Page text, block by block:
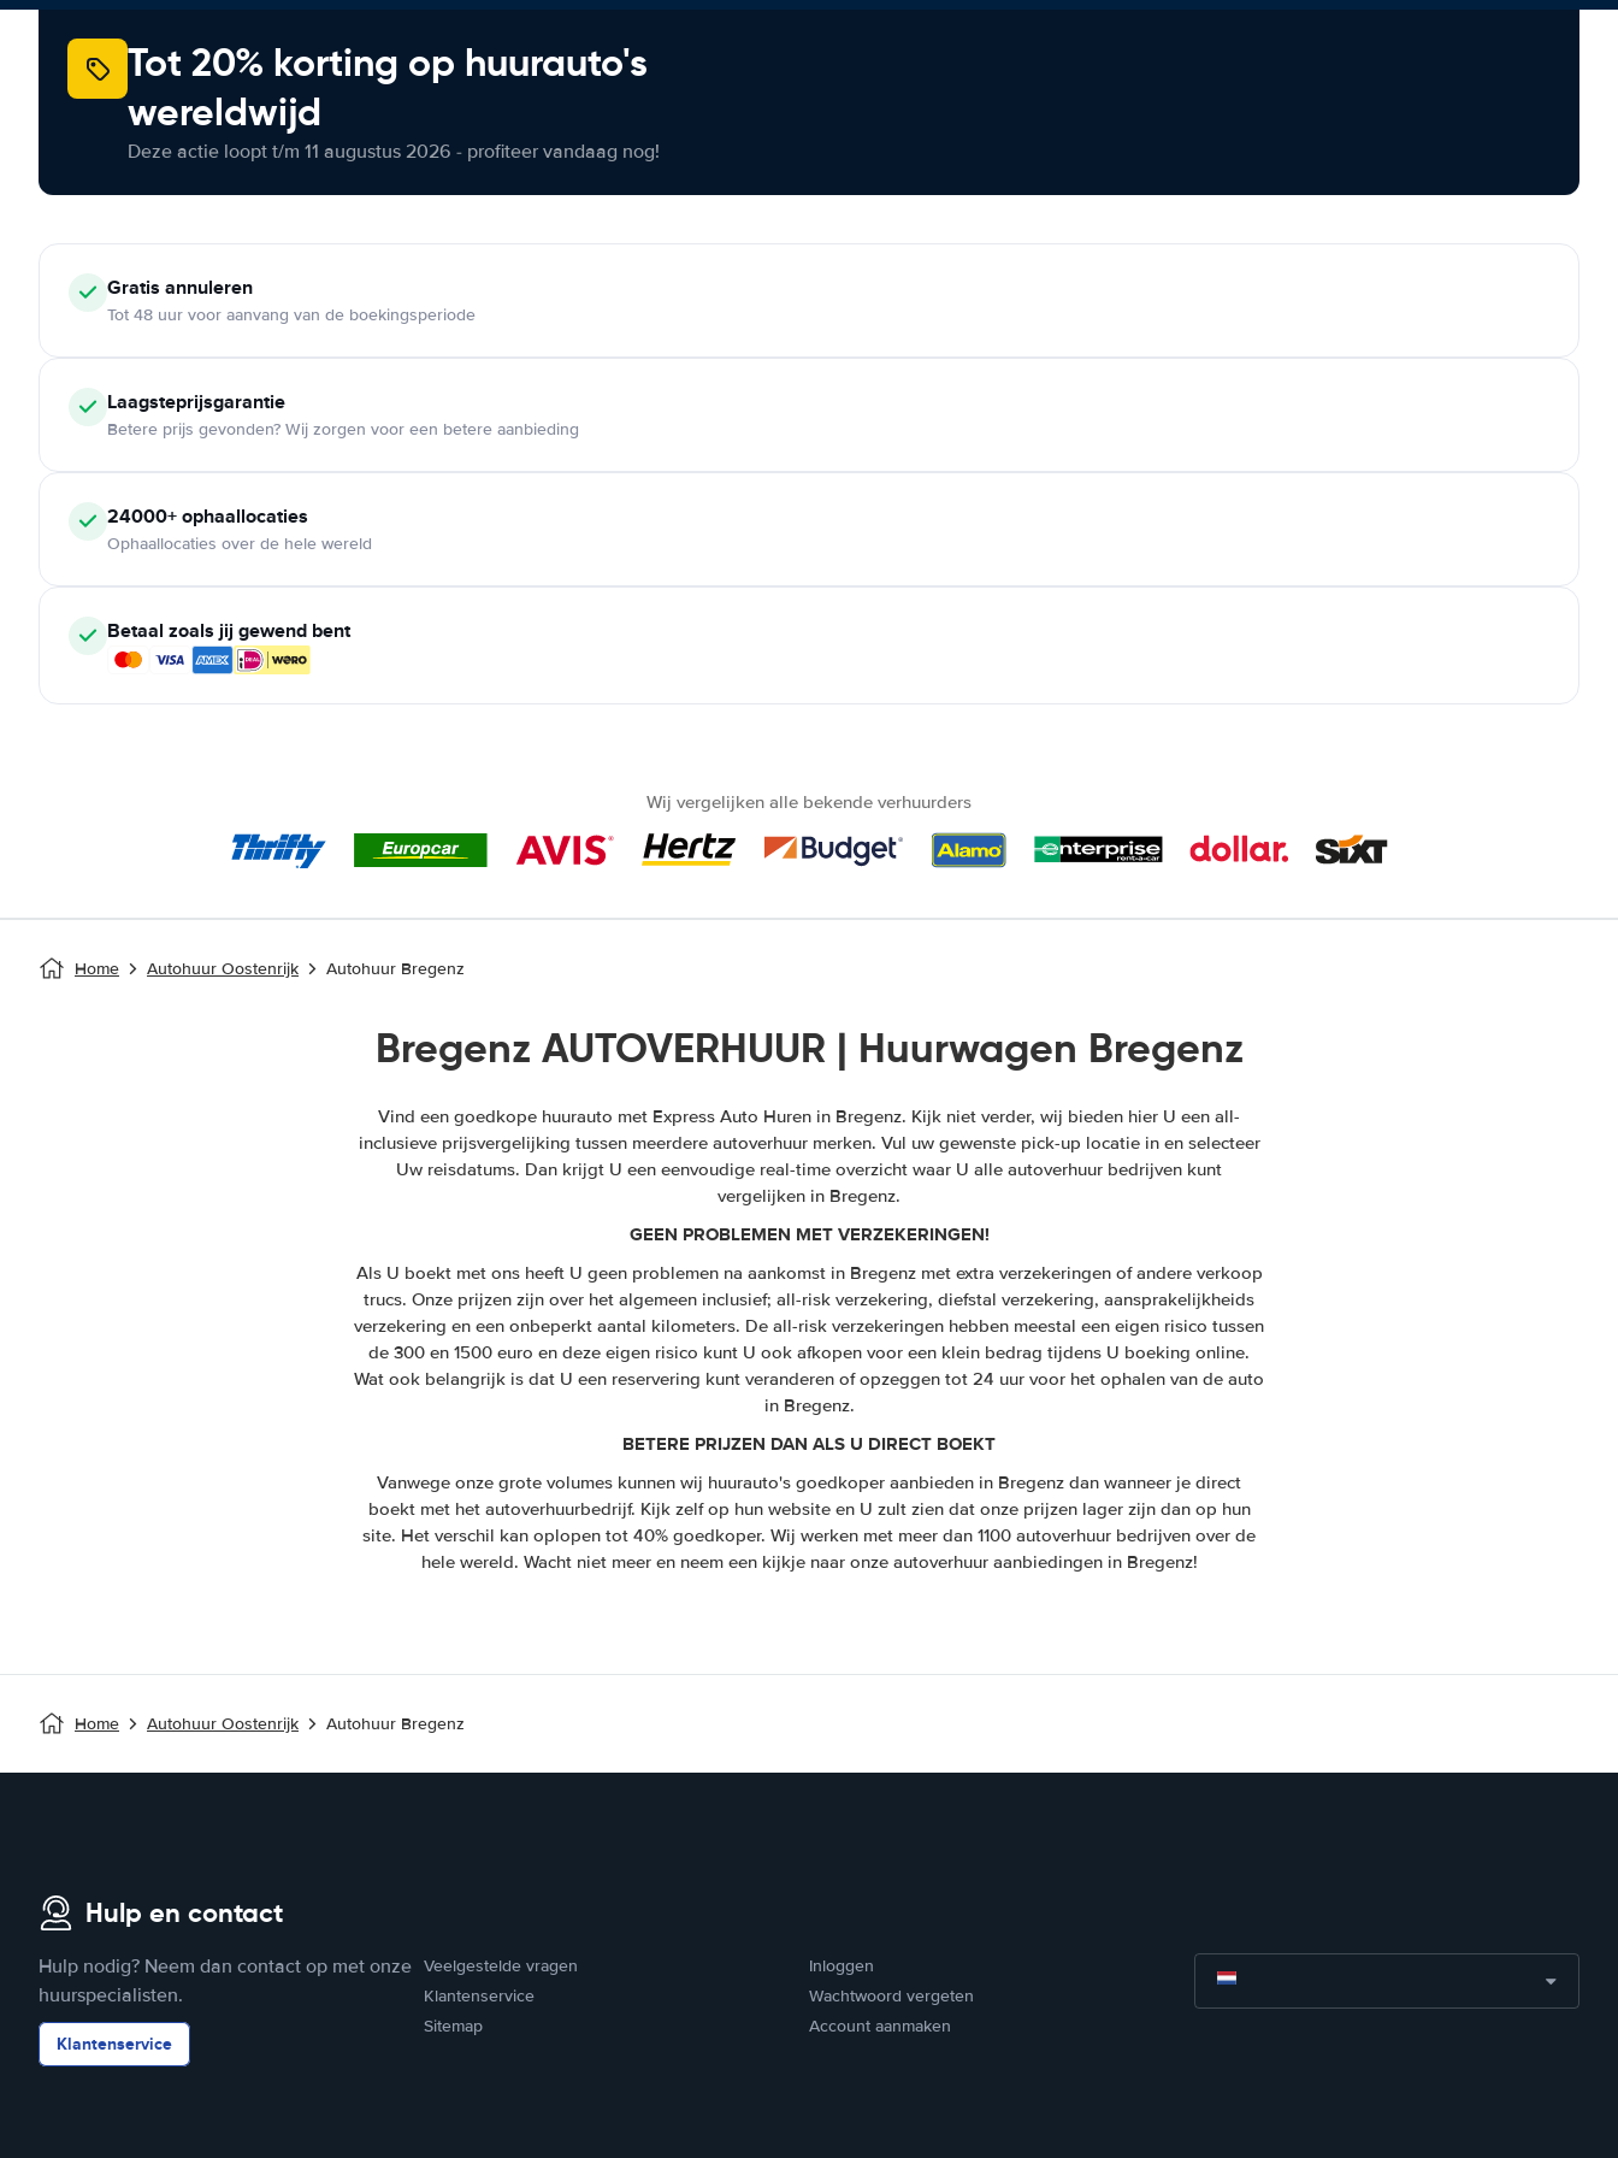
Tot 20% korting op huurauto's
wereldwijd
Deze actie loopt t/m 11 augustus 2026 - profiteer vandaag nog!
Gratis annuleren
Tot 48 uur voor aanvang van de boekingsperiode
Laagsteprijsgarantie
Betere prijs gevonden? Wij zorgen voor een betere aanbieding
24000+ ophaallocaties
Ophaallocaties over de hele wereld
Betaal zoals jij gewend bent
Wij vergelijken alle bekende verhuurders
Home Autohuur Oostenrijk Autohuur Bregenz
Bregenz AUTOVERHUUR | Huurwagen Bregenz
Vind een goedkope huurauto met Express Auto Huren in Bregenz. Kijk niet verder, wij bieden hier U een all-
inclusieve prijsvergelijking tussen meerdere autoverhuur merken. Vul uw gewenste pick-up locatie in en selecteer
Uw reisdatums. Dan krijgt U een eenvoudige real-time overzicht waar U alle autoverhuur bedrijven kunt
vergelijken in Bregenz.
GEEN PROBLEMEN MET VERZEKERINGEN!
Als U boekt met ons heeft U geen problemen na aankomst in Bregenz met extra verzekeringen of andere verkoop
trucs. Onze prijzen zijn over het algemeen inclusief; all-risk verzekering, diefstal verzekering, aansprakelijkheids
verzekering en een onbeperkt aantal kilometers. De all-risk verzekeringen hebben meestal een eigen risico tussen
de 300 en 1500 euro en deze eigen risico kunt U ook afkopen voor een klein bedrag tijdens U boeking online.
Wat ook belangrijk is dat U een reservering kunt veranderen of opzeggen tot 24 uur voor het ophalen van de auto
in Bregenz.
BETERE PRIJZEN DAN ALS U DIRECT BOEKT
Vanwege onze grote volumes kunnen wij huurauto's goedkoper aanbieden in Bregenz dan wanneer je direct
boekt met het autoverhuurbedrijf. Kijk zelf op hun website en U zult zien dat onze prijzen lager zijn dan op hun
site. Het verschil kan oplopen tot 40% goedkoper. Wij werken met meer dan 1100 autoverhuur bedrijven over de
hele wereld. Wacht niet meer en neem een kijkje naar onze autoverhuur aanbiedingen in Bregenz!
Home Autohuur Oostenrijk Autohuur Bregenz
Hulp en contact
Hulp nodig? Neem dan contact op met onze
huurspecialisten.
Klantenservice
Veelgestelde vragen
Klantenservice
Sitemap
Inloggen
Wachtwoord vergeten
Account aanmaken